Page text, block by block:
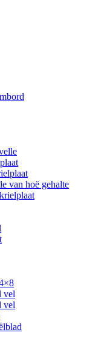
van hoë gehalte
vel
vel